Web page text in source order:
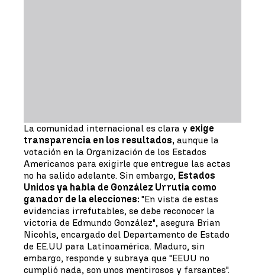
La comunidad internacional es clara y exige
transparencia en los resultados, aunque la
votación en la Organización de los Estados
Americanos para exigirle que entregue las actas
no ha salido adelante. Sin embargo, Estados
Unidos ya habla de González Urrutia como
ganador de la elecciones: "En vista de estas
evidencias irrefutables, se debe reconocer la
victoria de Edmundo González", asegura Brian
Nicohls, encargado del Departamento de Estado
de EE.UU para Latinoamérica. Maduro, sin
embargo, responde y subraya que "EEUU no
cumplió nada, son unos mentirosos y farsantes".